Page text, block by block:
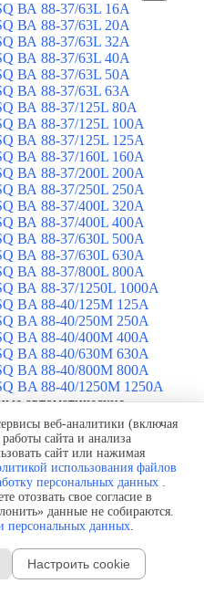
ВА 88-37/63L 16A
ВА 88-37/63L 20A
ВА 88-37/63L 32A
ВА 88-37/63L 40A
ВА 88-37/63L 50A
ВА 88-37/63L 63A
ВА 88-37/125L 80A
ВА 88-37/125L 100A
ВА 88-37/125L 125A
ВА 88-37/160L 160A
ВА 88-37/200L 200A
ВА 88-37/250L 250A
ВА 88-37/400L 320A
ВА 88-37/400L 400A
ВА 88-37/630L 500A
ВА 88-37/630L 630A
ВА 88-37/800L 800A
ВА 88-37/1250L 1000A
BA 88-40/125M 125A
BA 88-40/250M 250A
BA 88-40/400M 400A
BA 88-40/630М 630A
BA 88-40/800M 800A
BA 88-40/1250М 1250A
автоматические
▼
ВА99-40B 3F M2C2S2 M
ВА99-40A 3F M2C2S2 М
ВА99-40A 3F M2C2S2 М
ВА99-40A 3F M2C2S2 М
ВА99-40A 3F M2C2S2 М
веб-аналитики (включая
сайта и анализа
сайт или нажимая
использования файлов
персональных данных .
отозвать свое согласие в
данные не собираются.
персональных данных.
Настроить cookie